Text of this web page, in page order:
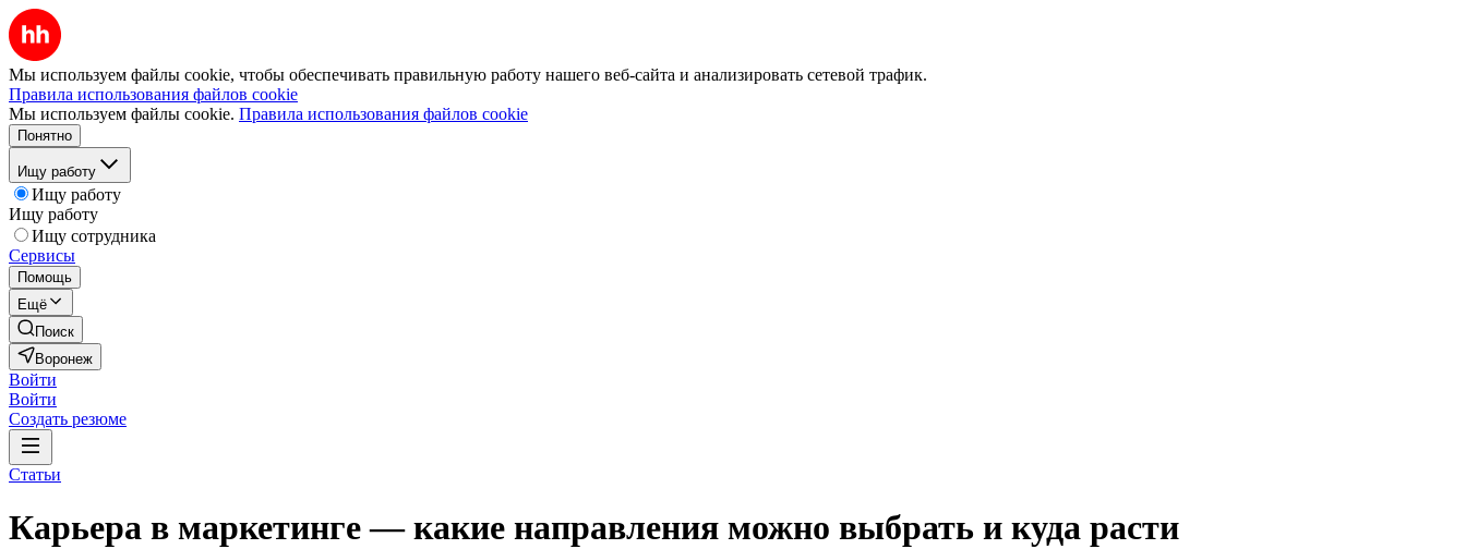
Мы используем файлы cookie, чтобы обеспечивать правильную работу нашего веб-сайта и анализировать сетевой трафик.
Правила использования файлов cookie
Мы используем файлы cookie. Правила использования файлов cookie
Понятно
Ищу работу
Ищу работу
Ищу работу
Ищу сотрудника
Сервисы
Помощь
Ещё
Поиск
Воронеж
Войти
Войти
Создать резюме
Статьи
Карьера в маркетинге — какие направления можно выбрать и куда расти